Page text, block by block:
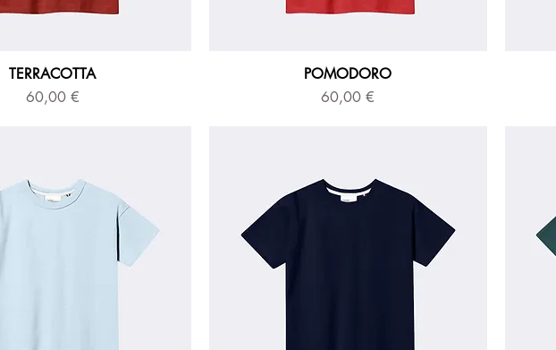
TERRACOTTA
Prix
60,00 €
POMODORO
Prix
60,00 €